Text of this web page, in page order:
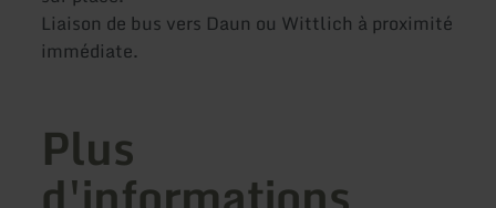
Liaison de bus vers Daun ou Wittlich à proximité
immédiate.
Plus